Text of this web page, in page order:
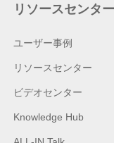
リソースセンター
ユーザー事例
リソースセンター
ビデオセンター
Knowledge Hub